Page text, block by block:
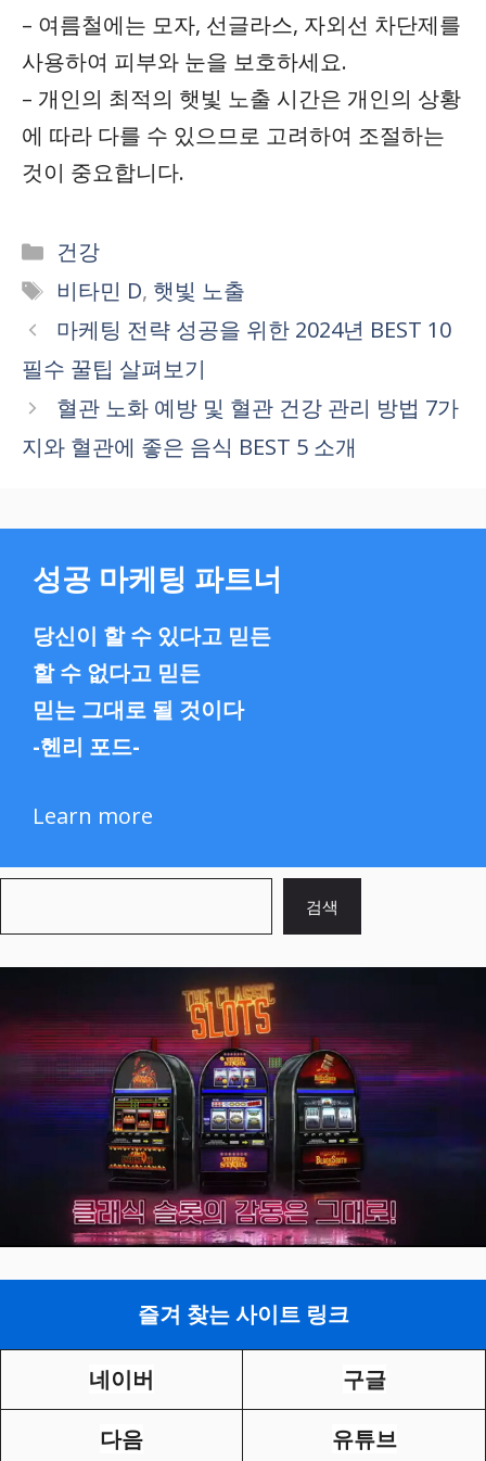
– 여름철에는 모자, 선글라스, 자외선 차단제를
사용하여 피부와 눈을 보호하세요.
– 개인의 최적의 햇빛 노출 시간은 개인의 상황
에 따라 다를 수 있으므로 고려하여 조절하는
것이 중요합니다.
Categories
건강
Tags
비타민 D, 햇빛 노출
마케팅 전략 성공을 위한 2024년 BEST 10
필수 꿀팁 살펴보기
혈관 노화 예방 및 혈관 건강 관리 방법 7가
지와 혈관에 좋은 음식 BEST 5 소개
성공 마케팅 파트너
당신이 할 수 있다고 믿든
할 수 없다고 믿든
믿는 그대로 될 것이다
-헨리 포드-
Learn more
색
검색
즐겨 찾는 사이트 링크
네이버 구글
다음 유튜브